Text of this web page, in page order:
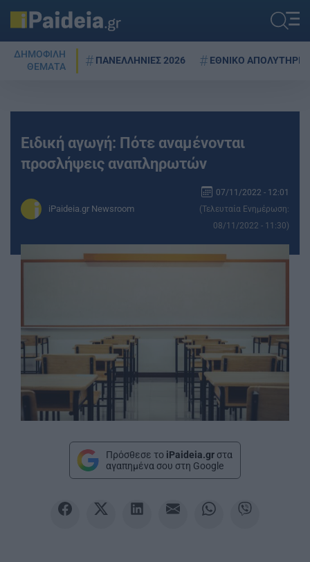
ΔΗΜΟΦΙΛΗ
ΘΕΜΑΤΑ
ΠΑΝΕΛΛΗΝΙΕΣ 2026 ΕΘΝΙΚΟ ΑΠΟΛΥΤΗΡΙΟ
Ειδική αγωγή: Πότε αναμένονται
προσλήψεις αναπληρωτών
iPaideia.gr Newsroom
07/11/2022 - 12:01
(Τελευταία Ενημέρωση:
08/11/2022 - 11:30)
Πρόσθεσε το iPaideia.gr στα
αγαπημένα σου στη Google